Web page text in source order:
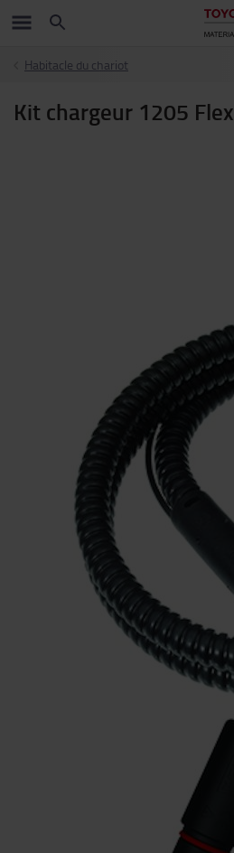
Habitacle du chariot
Kit chargeur 1205 Flex